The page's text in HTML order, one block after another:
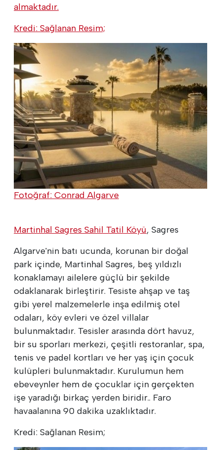
almaktadır.
Kredi: Sağlanan Resim;
Fotoğraf: Conrad Algarve
Martinhal Sagres Sahil Tatil Köyü, Sagres
Algarve'nin batı ucunda, korunan bir doğal
park içinde, Martinhal Sagres, beş yıldızlı
konaklamayı ailelere güçlü bir şekilde
odaklanarak birleştirir. Tesiste ahşap ve taş
gibi yerel malzemelerle inşa edilmiş otel
odaları, köy evleri ve özel villalar
bulunmaktadır. Tesisler arasında dört havuz,
bir su sporları merkezi, çeşitli restoranlar, spa,
tenis ve padel kortları ve her yaş için çocuk
kulüpleri bulunmaktadır. Kurulumun hem
ebeveynler hem de çocuklar için gerçekten
işe yaradığı birkaç yerden biridir.. Faro
havaalanına 90 dakika uzaklıktadır.
Kredi: Sağlanan Resim;